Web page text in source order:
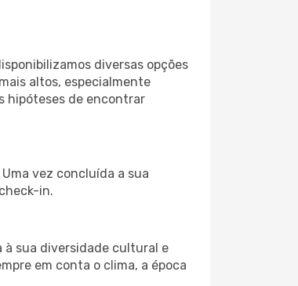
diversas opções
altos, especialmente
hipóteses de encontrar
vez concluída a sua
in.
à sua diversidade cultural e
em conta o clima, a época